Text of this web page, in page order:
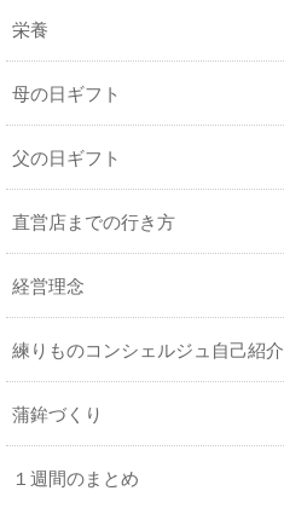
栄養
母の日ギフト
父の日ギフト
直営店までの行き方
経営理念
練りものコンシェルジュ自己紹介
蒲鉾づくり
１週間のまとめ